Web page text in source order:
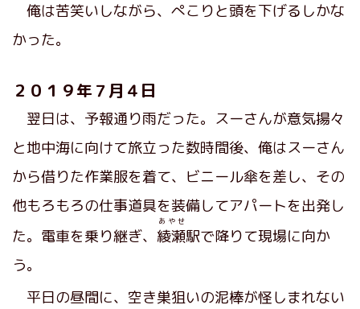
俺は苦笑いしながら、ぺこりと頭を下げるしかな
かった。
２０１９年７月４日
翌日は、予報通り雨だった。スーさんが意気揚々
と地中海に向けて旅立った数時間後、俺はスーさん
から借りた作業服を着て、ビニール傘を差し、その
他もろもろの仕事道具を装備してアパートを出発し
た。電車を乗り継ぎ、 綾瀬
あやせ
駅で降りて現場に向か
う。
平日の昼間に、空き巣狙いの泥棒が怪しまれない